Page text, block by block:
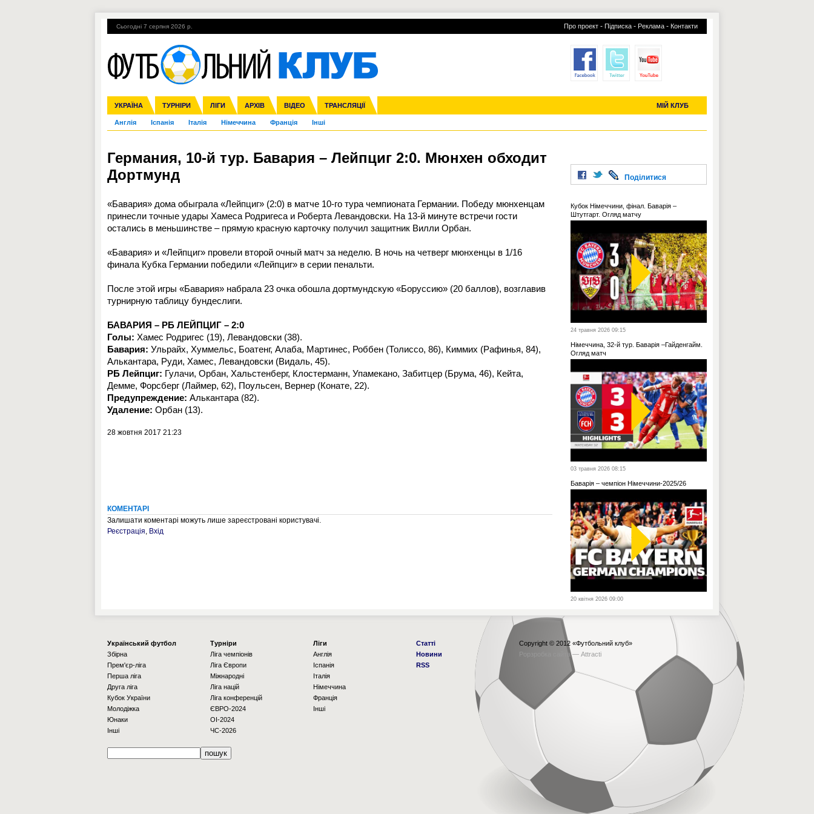
Сьогодні 7 серпня 2026 р. Про проект - Підписка - Реклама - Контакти
УКРАЇНА ТУРНІРИ ЛІГИ АРХІВ ВІДЕО ТРАНСЛЯЦІЇ МІЙ КЛУБ
Збірна Прем'єр-ліга Перша ліга Друга ліга Кубок України Молодіжка
Ліга чемпіонів Ліга Європи Міжнародні Ліга націй Ліга конференцій
Англія Іспанія Італія Німеччина Франція Інші
ЧС-2014 ЄВРО-2016 Росія Кубок конфедерацій ЧЄ-2015 (U-21)
Гарячі теми УПЛ, 1-й тур ВІЙНА УПЛ-ПЕРЕХОДИ УСІ ТРАНСФЕРИ
Германия, 10-й тур. Бавария – Лейпциг 2:0. Мюнхен обходит
Дортмунд
«Бавария» дома обыграла «Лейпциг» (2:0) в матче 10-го тура чемпионата Германии. Победу мюнхенцам
принесли точные удары Хамеса Родригеса и Роберта Левандовски. На 13-й минуте встречи гости
остались в меньшинстве – прямую красную карточку получил защитник Вилли Орбан.
«Бавария» и «Лейпциг» провели второй очный матч за неделю. В ночь на четверг мюнхенцы в 1/16
финала Кубка Германии победили «Лейпциг» в серии пенальти.
После этой игры «Бавария» набрала 23 очка обошла дортмундскую «Боруссию» (20 баллов), возглавив
турнирную таблицу бундеслиги.
БАВАРИЯ – РБ ЛЕЙПЦИГ – 2:0
Голы: Хамес Родригес (19), Левандовски (38).
Бавария: Ульрайх, Хуммельс, Боатенг, Алаба, Мартинес, Роббен (Толиссо, 86), Киммих (Рафинья, 84),
Алькантара, Руди, Хамес, Левандовски (Видаль, 45).
РБ Лейпциг: Гулачи, Орбан, Хальстенберг, Клостерманн, Упамекано, Забитцер (Брума, 46), Кейта,
Демме, Форсберг (Лаймер, 62), Поульсен, Вернер (Конате, 22).
Предупреждение: Алькантара (82).
Удаление: Орбан (13).
28 жовтня 2017 21:23
КОМЕНТАРІ
Залишати коментарі можуть лише зареєстровані користувачі.
Реєстрація, Вхід
Поділитися
Кубок Німеччини, фінал. Баварія –
Штутгарт. Огляд матчу
24 травня 2026 09:15
Німеччина, 32-й тур. Баварія –Гайденгайм.
Огляд матч
03 травня 2026 08:15
Баварія – чемпіон Німеччини-2025/26
20 квітня 2026 09:00
Українcький футбол
Збірна
Прем'єр-ліга
Перша ліга
Друга ліга
Кубок України
Молодіжка
Юнаки
Інші
Турніри
Ліга чемпіонів
Ліга Європи
Міжнародні
Ліга націй
Ліга конференцій
ЄВРО-2024
OI-2024
ЧС-2026
Ліги
Англія
Іспанія
Італія
Німеччина
Франція
Інші
Статті
Новини
RSS
Copyright © 2012 «Футбольний клуб»
Рорзробка сайта — Attracti